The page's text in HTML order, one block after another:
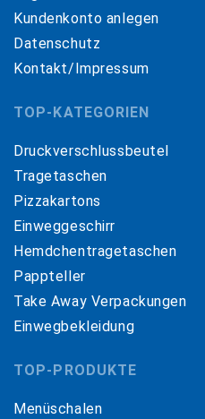
Kundenkonto anlegen
Datenschutz
Kontakt/Impressum
TOP-KATEGORIEN
Druckverschlussbeutel
Tragetaschen
Pizzakartons
Einweggeschirr
Hemdchentragetaschen
Pappteller
Take Away Verpackungen
Einwegbekleidung
TOP-PRODUKTE
Menüschalen